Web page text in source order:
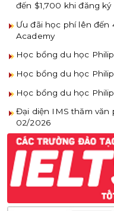
đến $1,700 khi đăng ký
Ưu đãi học phí lên đến
Academy
Học bổng du học
Học bổng du học
Học bổng du học
Đại diện IMS thăm văn
02/2026